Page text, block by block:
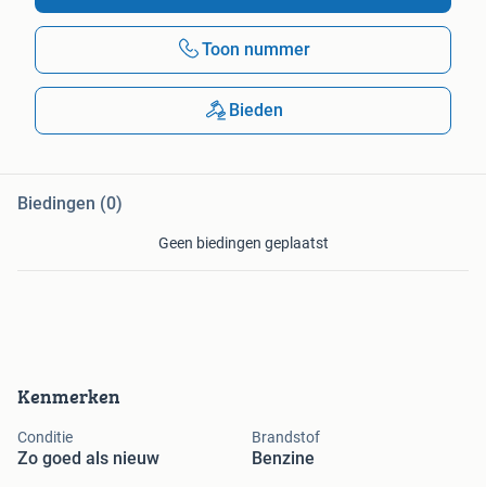
Kenmerken
Conditie
Zo goed als nieuw
Brandstof
Benzine
Toon nummer
Bieden
Biedingen (0)
Geen biedingen geplaatst